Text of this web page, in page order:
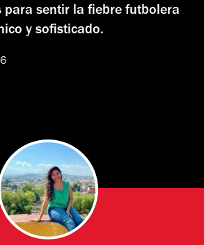
para sentir la fiebre futbolera
y sofisticado.